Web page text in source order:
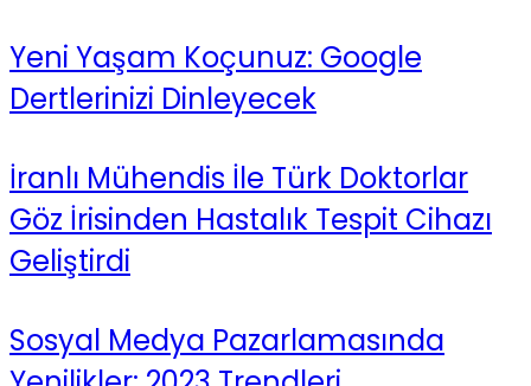
Yeni Yaşam Koçunuz: Google
Dertlerinizi Dinleyecek
İranlı Mühendis İle Türk Doktorlar
Göz İrisinden Hastalık Tespit Cihazı
Geliştirdi
Sosyal Medya Pazarlamasında